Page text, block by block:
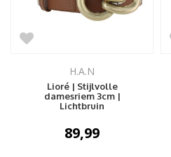
H.A.N
Lioré | Stijlvolle
damesriem 3cm |
Lichtbruin
89,99